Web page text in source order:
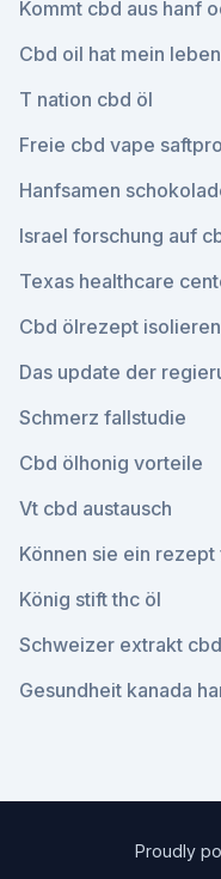
Kommt cbd aus hanf
Cbd oil hat mein
T nation cbd öl
Freie cbd vape
Hanfsamen
Israel forschung auf
Texas healthcare
Cbd ölrezept isolieren
Das update der
Schmerz fallstudie
Cbd ölhonig vorteile
Vt cbd austausch
Können sie ein rezept
König stift thc öl
Schweizer extrakt
Gesundheit kanada
Proudly